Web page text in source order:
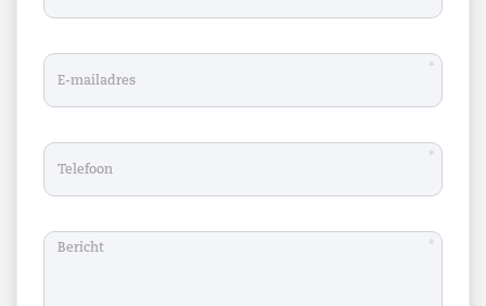
Bijzonderheden
Eventuele transactie(s) dienen ter goedkeuring
voorgelegd te worden aan eigenaar van het gebouw.
uitgebrachte aanbiedingen geheel vrijblijvend.
*
*
*